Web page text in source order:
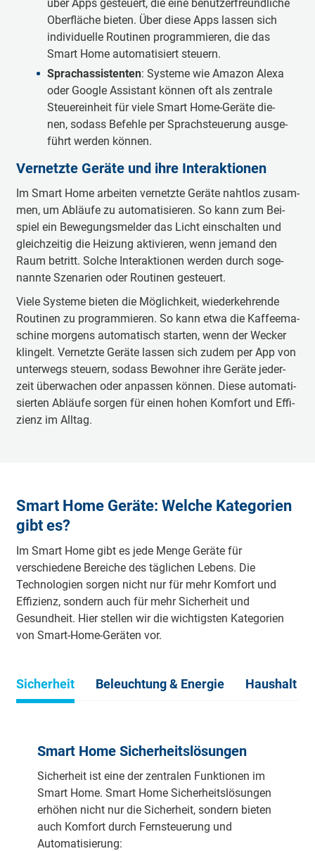
über Apps ge­steu­ert, die eine be­nut­zer­freund­li­che
Ober­fläche bie­ten. Über die­se Apps las­sen sich
in­di­vi­du­el­le Rou­ti­nen pro­gram­mie­ren, die das
Smart Home au­to­ma­ti­siert steu­ern.
Sprach­as­si­sten­ten: Sys­te­me wie Ama­zon Alexa
oder Goog­le As­sis­tant kön­nen oft als zen­tra­le
Steu­er­ein­heit für vie­le Smart Home-Ge­räte die­
nen, so­dass Be­feh­le per Sprach­steu­e­rung aus­ge­
führt wer­den kön­nen.
Ver­netz­te Ge­räte und ih­re In­ter­ak­ti­on­en
Im Smart Home ar­bei­ten ver­netz­te Ge­räte naht­los zu­sam­
men, um Ab­läu­fe zu au­to­ma­ti­sie­ren. So kann zum Bei­
spiel ein Be­we­gungs­mel­der das Licht ein­schal­ten und
gleich­zei­tig die Hei­zung ak­ti­vie­ren, wenn je­mand den
Raum be­tritt. Sol­che In­ter­ak­ti­on­en wer­den durch so­ge­
nan­nte Sze­na­ri­en oder Rou­ti­nen ge­steu­ert.
Vie­le Sys­te­me bie­ten die Mög­lich­keit, wie­der­keh­ren­de
Rou­ti­nen zu pro­gram­mie­ren. So kann et­wa die Kaf­fee­ma­
schi­ne mor­gens au­to­ma­tisch star­ten, wenn der We­cker
klin­gelt. Ver­netz­te Ge­räte las­sen sich zu­dem per App von
un­ter­wegs steu­ern, so­dass Be­woh­ner ih­re Ge­räte je­der­
zeit über­wa­chen oder an­pas­sen kön­nen. Die­se au­to­ma­ti­
sier­ten Ab­läu­fe sor­gen für einen ho­hen Kom­fort und Ef­fi­
zi­enz im All­tag.
Smart Home Geräte: Welche Kategorien
gibt es?
Im Smart Home gibt es jede Menge Geräte für
verschiedene Bereiche des täglichen Lebens. Die
Technologien sorgen nicht nur für mehr Komfort und
Effizienz, sondern auch für mehr Sicherheit und
Gesundheit. Hier stellen wir die wichtigsten Kategorien
von Smart-Home-Geräten vor.
Sicherheit Beleuchtung & Energie Haushalt &
Smart Home Sicherheitslösungen
Sicherheit ist eine der zentralen Funktionen im
Smart Home. Smart Home Sicherheitslösungen
erhöhen nicht nur die Sicherheit, sondern bieten
auch Komfort durch Fernsteuerung und
Automatisierung: